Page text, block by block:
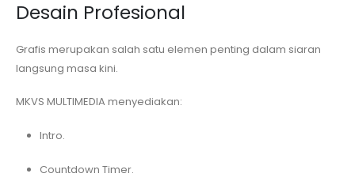
Desain Profesional
Grafis merupakan salah satu elemen penting dalam siaran
langsung masa kini.
MKVS MULTIMEDIA menyediakan:
Intro.
Countdown Timer.